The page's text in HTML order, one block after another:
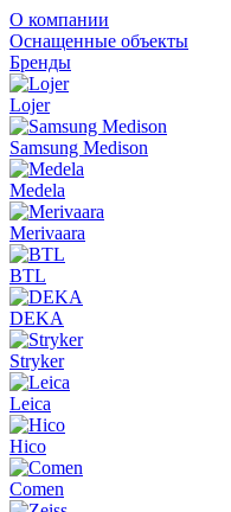
О компании
Оснащенные объекты
Бренды
Lojer
Samsung Medison
Medela
Merivaara
BTL
DEKA
Stryker
Leica
Hico
Comen